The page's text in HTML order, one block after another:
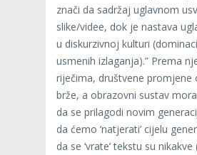
znači da sadržaj uglavnom
slike/videe, dok je nastava
u diskurzivnoj kulturi
usmenih izlaganja).” Prema
riječima, društvene promjene
brže, a obrazovni sustav
da se prilagodi novim
da ćemo ‘natjerati’ cijelu
da se ‘vrate’ tekstu su